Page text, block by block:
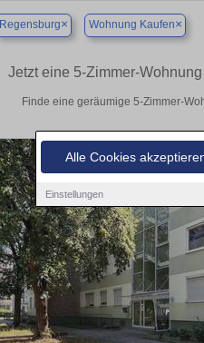
Alle Cookies
Einstellungen
Regensburg× Wohnung Kaufen×
Jetzt eine 5-Zimmer-
Finde eine geräumige 5-Zimmer-